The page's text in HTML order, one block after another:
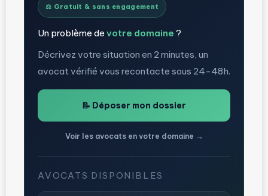
⚖️ Gratuit & sans engagement
Un problème de votre domaine ?
Décrivez votre situation en 2 minutes, un
avocat vérifié vous recontacte sous 24-48h.
📝 Déposer mon dossier
Voir les avocats en votre domaine →
AVOCATS DISPONIBLES